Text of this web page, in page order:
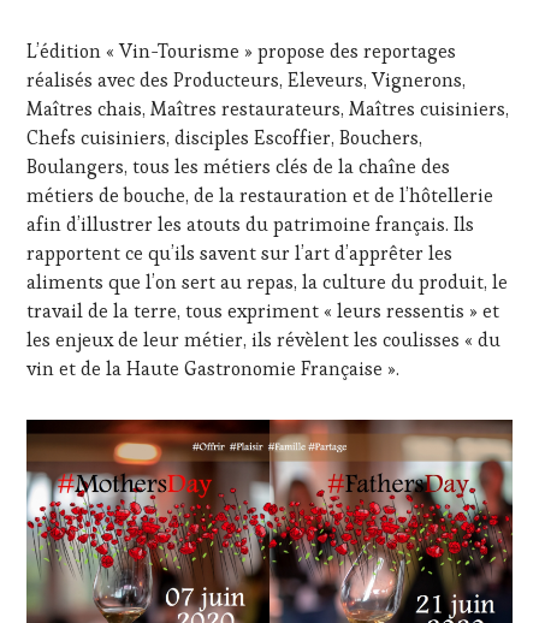
L’édition « Vin-Tourisme » propose des reportages
réalisés avec des Producteurs, Eleveurs, Vignerons,
Maîtres chais, Maîtres restaurateurs, Maîtres cuisiniers,
Chefs cuisiniers, disciples Escoffier, Bouchers,
Boulangers, tous les métiers clés de la chaîne des
métiers de bouche, de la restauration et de l’hôtellerie
afin d’illustrer les atouts du patrimoine français. Ils
rapportent ce qu’ils savent sur l’art d’apprêter les
aliments que l’on sert au repas, la culture du produit, le
travail de la terre, tous expriment « leurs ressentis » et
les enjeux de leur métier, ils révèlent les coulisses « du
vin et de la Haute Gastronomie Française ».